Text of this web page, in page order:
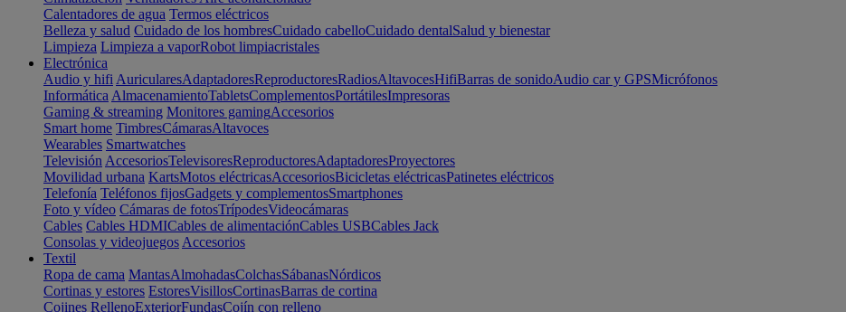
Calentadores de agua Termos eléctricos
Belleza y salud Cuidado de los hombresCuidado cabelloCuidado dentalSalud y bienestar
Limpieza Limpieza a vaporRobot limpiacristales
Electrónica
Audio y hifi AuricularesAdaptadoresReproductoresRadiosAltavocesHifiBarras de sonidoAudio car y GPSMicrófonos
Informática AlmacenamientoTabletsComplementosPortátilesImpresoras
Gaming & streaming Monitores gamingAccesorios
Smart home TimbresCámarasAltavoces
Wearables Smartwatches
Televisión AccesoriosTelevisoresReproductoresAdaptadoresProyectores
Movilidad urbana KartsMotos eléctricasAccesoriosBicicletas eléctricasPatinetes eléctricos
Telefonía Teléfonos fijosGadgets y complementosSmartphones
Foto y vídeo Cámaras de fotosTrípodesVideocámaras
Cables Cables HDMICables de alimentaciónCables USBCables Jack
Consolas y videojuegos Accesorios
Textil
Ropa de cama MantasAlmohadasColchasSábanasNórdicos
Cortinas y estores EstoresVisillosCortinasBarras de cortina
Cojines RellenoExteriorFundasCojín con relleno